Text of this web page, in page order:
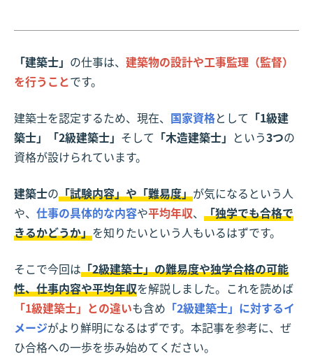
「建築士」 の仕事は、 建築物の設計や工事監理（監督）
を行うことです。
建築士を認定するため、現在、 国家資格として 「1級建
築士」「2級建築士」 そして 「木造建築士」 という3つの
資格が設けられています。
建築士の「試験内容」や「難易度」が気になるという人
や、 仕事の具体的な内容や平均年収、 「独学でも合格で
きるかどうか」を知りたいという人もいるはずです。
そこで今回は「2級建築士」の難易度や独学合格の可能
性、仕事内容や平均年収を解説しました。これを読めば
「1級建築士」との違いも含め 「2級建築士」に対するイ
メージがより鮮明になるはずです。本記事を参考に、ぜ
ひ合格への一歩を歩み始めてください。